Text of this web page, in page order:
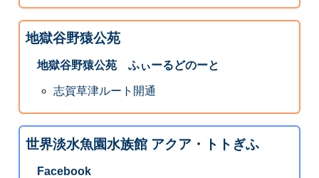
地獄谷野猿公苑
地獄谷野猿公苑 ふぃーるどのーと
志賀草津ルート開通
世界淡水魚園水族館 アクア・トトぎふ
Facebook